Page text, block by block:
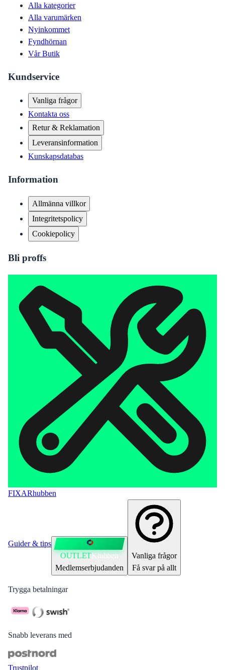
Alla kategorier
Alla varumärken
Nyinkommet
Fyndhörnan
Vår Butik
Kundservice
Vanliga frågor
Kontakta oss
Retur & Reklamation
Leveransinformation
Kunskapsdatabas
Information
Allmänna villkor
Integritetspolicy
Cookiepolicy
Bli proffs
FIXARhubben
Guider & tips
OUTLETKlubben
Medlemserbjudanden
Vanliga frågor
Få svar på allt
Trygga betalningar
Snabb leverans med
Trustpilot